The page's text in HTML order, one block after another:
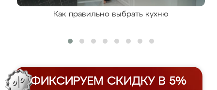
Как правильно выбрать кухню
ФИКСИРУЕМ СКИДКУ В 5%